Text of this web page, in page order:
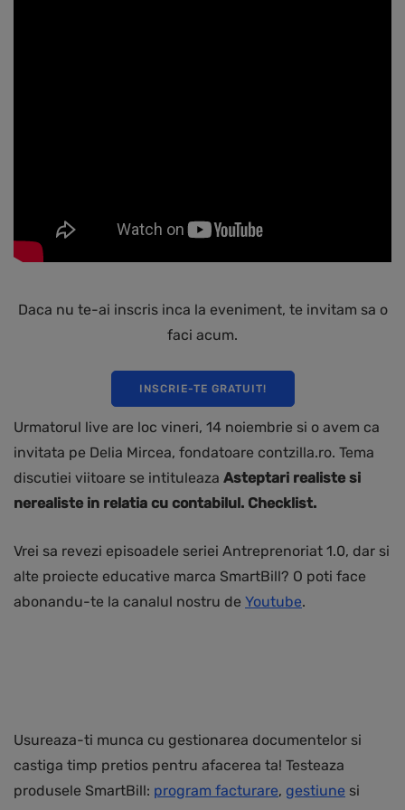
Daca nu te-ai inscris inca la eveniment, te invitam sa o
faci acum.
INSCRIE-TE GRATUIT!
Urmatorul live are loc vineri, 14 noiembrie si o avem ca
invitata pe Delia Mircea, fondatoare contzilla.ro. Tema
discutiei viitoare se intituleaza Asteptari realiste si
nerealiste in relatia cu contabilul. Checklist.
Vrei sa revezi episoadele seriei Antreprenoriat 1.0, dar si
alte proiecte educative marca SmartBill? O poti face
abonandu-te la canalul nostru de Youtube.
Usureaza-ti munca cu gestionarea documentelor si
castiga timp pretios pentru afacerea ta! Testeaza
produsele SmartBill: program facturare, gestiune si